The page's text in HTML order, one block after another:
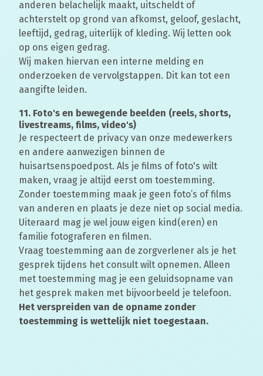
anderen belachelijk maakt, uitscheldt of
achterstelt op grond van afkomst, geloof, geslacht,
leeftijd, gedrag, uiterlijk of kleding. Wij letten ook
op ons eigen gedrag.
Wij maken hiervan een interne melding en
onderzoeken de vervolgstappen. Dit kan tot een
aangifte leiden.
11. Foto's en bewegende beelden (reels, shorts,
livestreams, films, video's)
Je respecteert de privacy van onze medewerkers
en andere aanwezigen binnen de
huisartsenspoedpost. Als je films of foto's wilt
maken, vraag je altijd eerst om toestemming.
Zonder toestemming maak je geen foto’s of films
van anderen en plaats je deze niet op social media.
Uiteraard mag je wel jouw eigen kind(eren) en
familie fotograferen en filmen.
Vraag toestemming aan de zorgverlener als je het
gesprek tijdens het consult wilt opnemen. Alleen
met toestemming mag je een geluidsopname van
het gesprek maken met bijvoorbeeld je telefoon.
Het verspreiden van de opname zonder
toestemming is wettelijk niet toegestaan.